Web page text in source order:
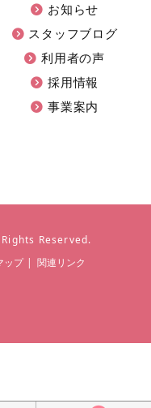
お知らせ
スタッフブログ
利用者の声
採用情報
事業案内
Reserved.
ップ| 関連リンク